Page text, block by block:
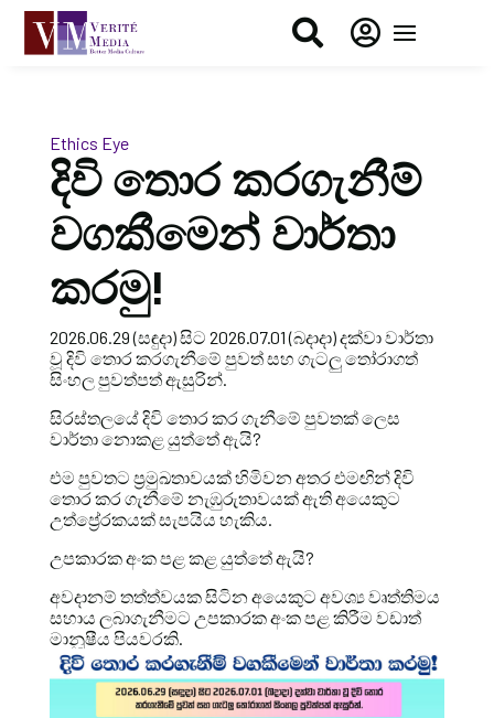
 
Ethics Eye
දිවි තොර කරගැනීම්
වගකීමෙන් වාර්තා
කරමු!
2026.06.29 (සඳුදා) සිට 2026.07.01 (බදාදා) දක්වා වාර්තා
වූ දිවි තොර කරගැනීමේ පුවත් සහ ගැටලු තෝරාගත්
සිංහල පුවත්පත් ඇසුරින්.
සිරස්තලයේ දිවි තොර කර ගැනීමේ පුවතක් ලෙස
වාර්තා නොකළ යුත්තේ ඇයි?
එම පුවතට ප්‍රමුඛතාවයක් හිමිවන අතර එමඟින් දිවි
තොර කර ගැනීමේ නැඹුරුතාවයක් ඇති අයෙකුට
උත්ප්‍රේරකයක් සැපයිය හැකිය.
උපකාරක අංක පළ කළ යුත්තේ ඇයි?
අවදානම් තත්ත්වයක සිටින අයෙකුට අවශ්‍ය වෘත්තිමය
සහාය ලබාගැනීමට උපකාරක අංක පළ කිරීම වඩාත්
මානූෂීය පියවරකි.